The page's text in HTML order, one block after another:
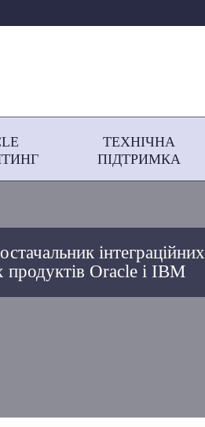
ТЕХНІЧНА
ПІДТРИМКА
інтеграційних
продуктів Oracle і IBM